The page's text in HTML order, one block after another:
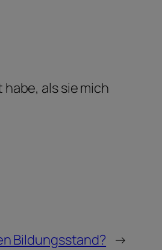
als sie mich
Bildungsstand? →